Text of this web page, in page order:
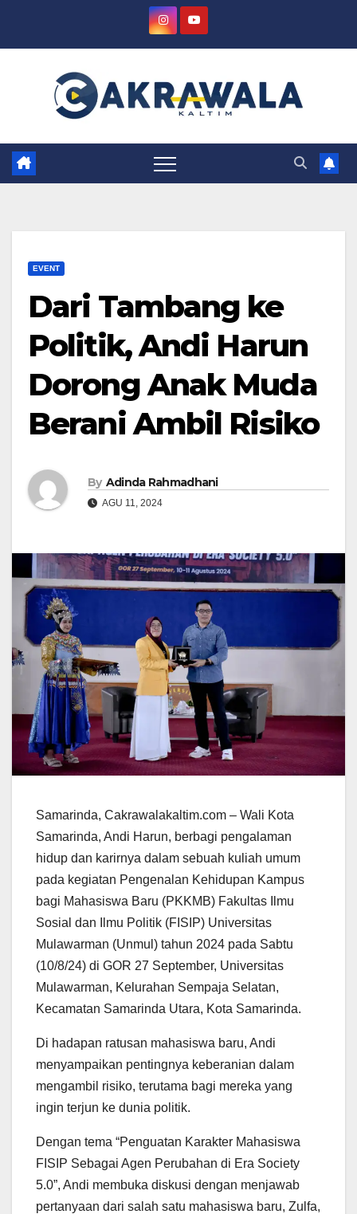
EVENT
Dari Tambang ke
Politik, Andi Harun
Dorong Anak Muda
Berani Ambil Risiko
By Adinda Rahmadhani
AGU 11, 2024
Samarinda, Cakrawalakaltim.com – Wali Kota
Samarinda, Andi Harun, berbagi pengalaman
hidup dan karirnya dalam sebuah kuliah umum
pada kegiatan Pengenalan Kehidupan Kampus
bagi Mahasiswa Baru (PKKMB) Fakultas Ilmu
Sosial dan Ilmu Politik (FISIP) Universitas
Mulawarman (Unmul) tahun 2024 pada Sabtu
(10/8/24) di GOR 27 September, Universitas
Mulawarman, Kelurahan Sempaja Selatan,
Kecamatan Samarinda Utara, Kota Samarinda.
Di hadapan ratusan mahasiswa baru, Andi
menyampaikan pentingnya keberanian dalam
mengambil risiko, terutama bagi mereka yang
ingin terjun ke dunia politik.
Dengan tema “Penguatan Karakter Mahasiswa
FISIP Sebagai Agen Perubahan di Era Society
5.0”, Andi membuka diskusi dengan menjawab
pertanyaan dari salah satu mahasiswa baru, Zulfa,